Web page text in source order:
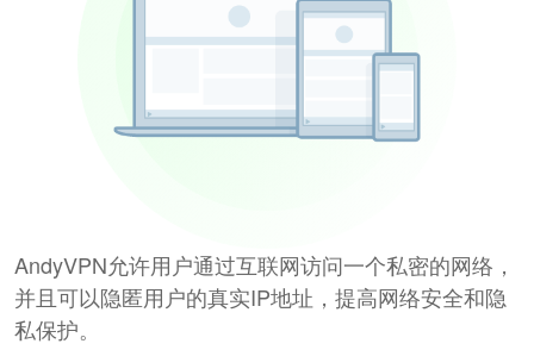
AndyVPN允许用户通过互联网访问一个私密的网络，
并且可以隐匿用户的真实IP地址，提高网络安全和隐
私保护。